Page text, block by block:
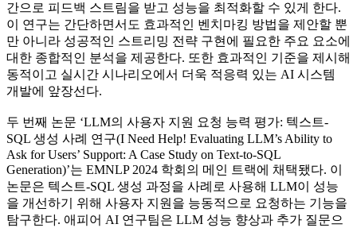
간으로 피드백 스트림을 받고 성능을 최적화할 수 있게 한다.
이 연구는 간단하면서도 효과적인 벤치마킹 방법을 제안할 뿐
만 아니라 성공적인 스트리밍 전략 구현에 필요한 주요 요소에
대한 종합적인 분석을 제공한다. 또한 효과적인 기준을 제시해
동적이고 실시간 시나리오에서 더욱 적응력 있는 AI 시스템
개발에 앞장선다.
두 번째 논문 ‘LLM의 사용자 지원 요청 능력 평가: 텍스트-
SQL 생성 사례 연구(I Need Help! Evaluating LLM’s Ability to
Ask for Users’ Support: A Case Study on Text-to-SQL
Generation)’는 EMNLP 2024 학회의 메인 트랙에 채택됐다. 이
논문은 텍스트-SQL 생성 과정을 사례로 사용해 LLM이 성능
을 개선하기 위해 사용자 지원을 능동적으로 요청하는 기능을
탐구한다. 애피어 AI 연구팀은 LLM 성능 향상과 추가 질문으